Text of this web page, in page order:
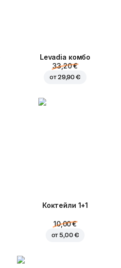
Levadia комбо
33,20 €
от 29,90 €
Коктейли 1+1
10,00 €
от5,00 €